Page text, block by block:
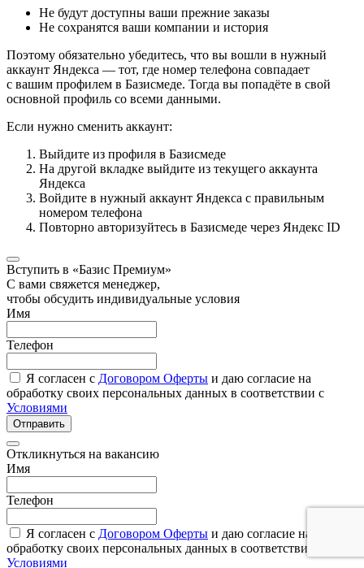
Не будут доступны ваши прежние заказы
Не сохранятся ваши компании и история
Поэтому обязательно убедитесь, что вы вошли в нужный
аккаунт Яндекса — тот, где номер телефона совпадает
с вашим профилем в Базисмеде. Тогда вы попадёте в свой
основной профиль со всеми данными.
Если нужно сменить аккаунт:
Выйдите из профиля в Базисмеде
На другой вкладке выйдите из текущего аккаунта
Яндекса
Войдите в нужный аккаунт Яндекса с правильным
номером телефона
Повторно авторизуйтесь в Базисмеде через Яндекс ID
Вступить в «Базис Премиум»
С вами свяжется менеджер,
чтобы обсудить индивидуальные условия
Имя
Телефон
Я согласен с Договором Оферты и даю согласие на
обработку своих персональных данных в соответствии с
Условиями
Отправить
Откликнуться на вакансию
Имя
Телефон
Я согласен с Договором Оферты и даю согласие на
обработку своих персональных данных в соответствии с
Условиями